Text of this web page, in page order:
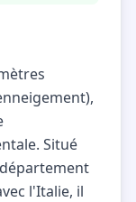
Situé
l'Italie, il